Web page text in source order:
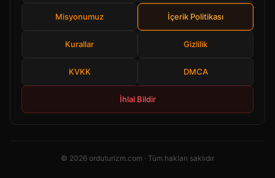
Misyonumuz İçerik Politikası
Kurallar Gizlilik
KVKK DMCA
İhlal Bildir
© 2026 orduturizm.com · Tüm hakları saklıdır